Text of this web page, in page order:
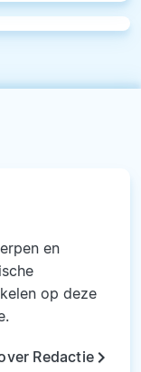
en
op deze
Redactiekeyboard_arrow_right